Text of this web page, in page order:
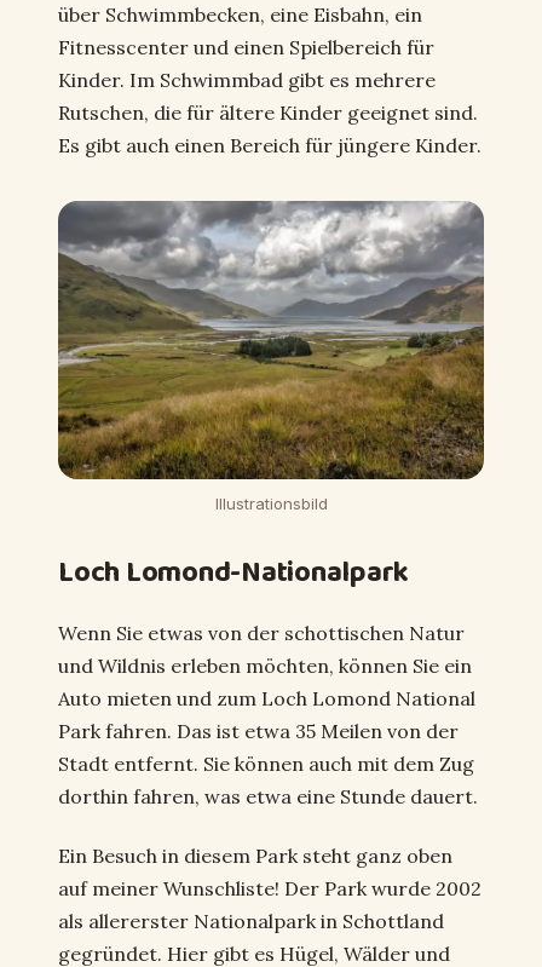
über Schwimmbecken, eine Eisbahn, ein
Fitnesscenter und einen Spielbereich für
Kinder. Im Schwimmbad gibt es mehrere
Rutschen, die für ältere Kinder geeignet sind.
Es gibt auch einen Bereich für jüngere Kinder.
Illustrationsbild
Loch Lomond-Nationalpark
Wenn Sie etwas von der schottischen Natur
und Wildnis erleben möchten, können Sie ein
Auto mieten und zum Loch Lomond National
Park fahren. Das ist etwa 35 Meilen von der
Stadt entfernt. Sie können auch mit dem Zug
dorthin fahren, was etwa eine Stunde dauert.
Ein Besuch in diesem Park steht ganz oben
auf meiner Wunschliste! Der Park wurde 2002
als allererster Nationalpark in Schottland
gegründet. Hier gibt es Hügel, Wälder und